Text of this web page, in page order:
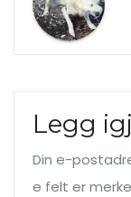
Legg
Din e-
e felt er